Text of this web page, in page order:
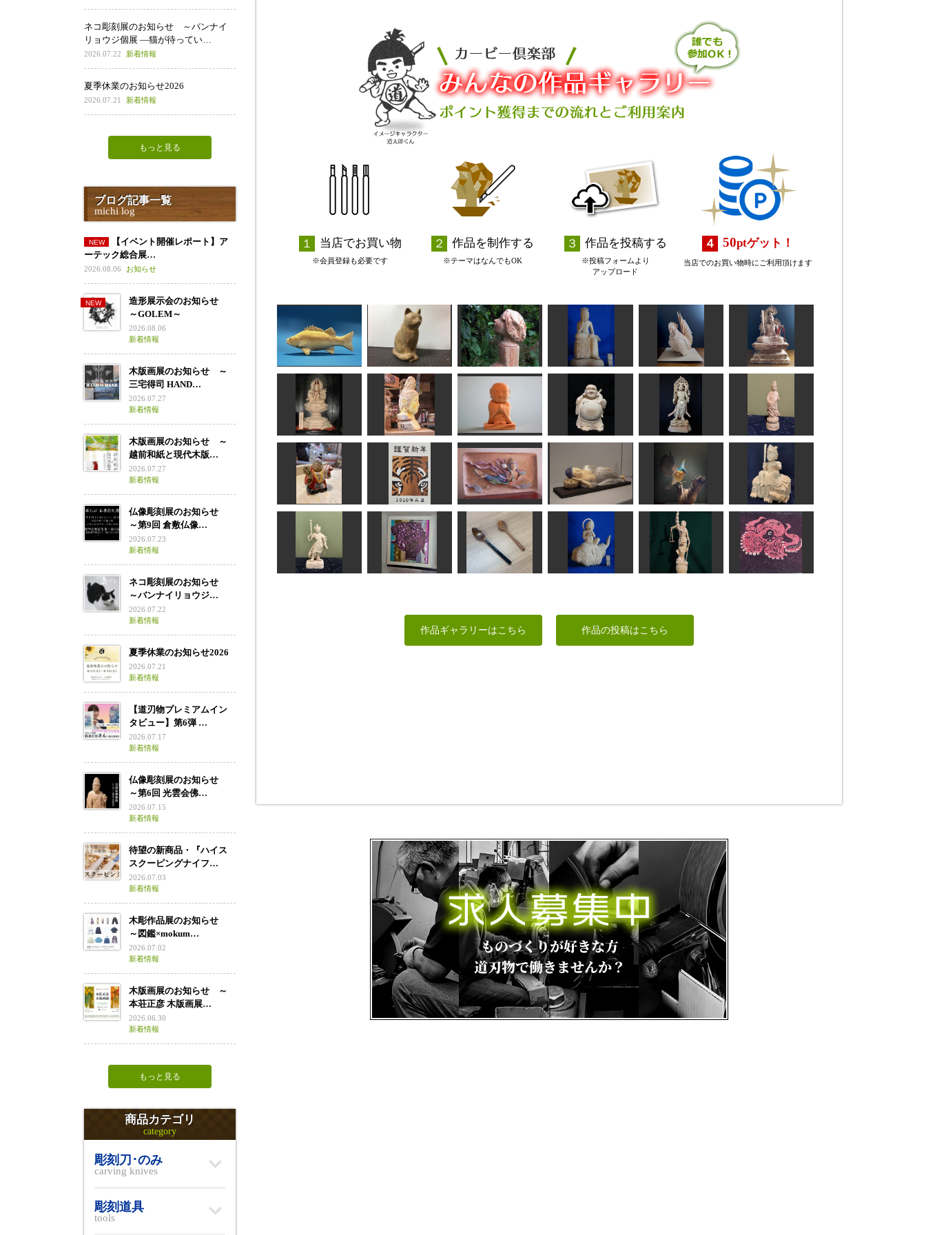
当店でお買い物
※会員登録も必要です
作品を制作する
※テーマはなんでもOK
作品を投稿する
※投稿フォームより
アップロード
50ptゲット！
当店でのお買い物時にご利用頂けます
ヒラスズキ
MINI
座った猫
波間
少女
sigesama
弥勒菩薩像
ta-chann
矮鶏
N(エヌ)
不動明王坐像
エヌ
如意輪観音菩薩
天明
聖観音仏頭25㎝
sigesama
ちいさまおじぞうさ
ま
合之内 麻呂
七福神布袋様
しんちゃん
毘沙門天
まあちゃん
白衣観音
みっちゃん
布袋三番叟
美彩
年賀状「寅」１
道刃物★所蔵参考作品
飛天
ちゅうさん
涅槃仏
ちゅうさん
ルリツグミ
MINI
童文殊
俊造
アジア象
はるひな
木彫スプーン
makoto
雲中供養菩薩像
ta-chann
正義の女神
作品ギャラリーはこちら 作品の投稿はこちら
ネコ彫刻展のお知らせ ～バンナイ
リョウジ個展 ―猫が待ってい…
2026.07.22 新着情報
夏季休業のお知らせ2026
2026.07.21 新着情報
もっと見る
ブログ記事一覧
michi log
【イベント開催レポート】ア
ーテック総合展…
2026.08.06 お知らせ
造形展示会のお知らせ
～GOLEM～
2026.08.06
新着情報
木版画展のお知らせ ～
三宅得司 HAND…
2026.07.27
新着情報
木版画展のお知らせ ～
越前和紙と現代木版…
2026.07.27
新着情報
仏像彫刻展のお知らせ
～第9回 倉敷仏像…
2026.07.23
新着情報
ネコ彫刻展のお知らせ
～バンナイリョウジ…
2026.07.22
新着情報
夏季休業のお知らせ2026
2026.07.21
新着情報
【道刃物プレミアムイン
タビュー】第6弾 …
2026.07.17
新着情報
仏像彫刻展のお知らせ
～第6回 光雲会佛…
2026.07.15
新着情報
待望の新商品・『ハイス
スクーピングナイフ…
2026.07.03
新着情報
木彫作品展のお知らせ
～図鑑×mokum…
2026.07.02
新着情報
木版画展のお知らせ ～
本荘正彦 木版画展…
2026.06.30
新着情報
もっと見る
商品カテゴリ
category
彫刻刀･のみ
carving knives
彫刻道具
tools